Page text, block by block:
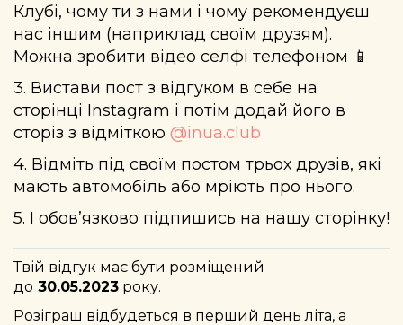
Клубі, чому ти з нами і чому рекомендуєш
нас іншим (наприклад своїм друзям).
Можна зробити відео селфі телефоном 📱
3. Вистави пост з відгуком в себе на
сторінці Instagram і потім додай його в
сторіз з відміткою @inua.club
4. Відміть під своїм постом трьох друзів, які
мають автомобіль або мріють про нього.
5. І обов’язково підпишись на нашу сторінку!
Твій відгук має бути розміщений
до 30.05.2023 року.
Розіграш відбудеться в перший день літа, а